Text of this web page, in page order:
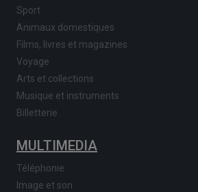
Sport
Animaux domestiques
Films, livres et magazines
Voyage
Arts et collections
Musique et instruments
Billetterie
MULTIMEDIA
Téléphonie
Image et son